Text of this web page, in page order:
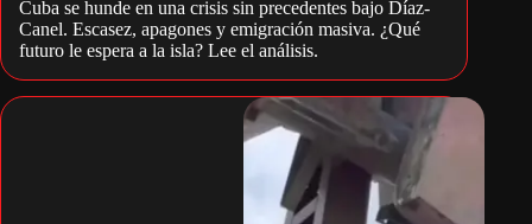
Cuba se hunde en una crisis sin precedentes bajo Díaz-
Canel. Escasez, apagones y emigración masiva. ¿Qué
futuro le espera a la isla? Lee el análisis.